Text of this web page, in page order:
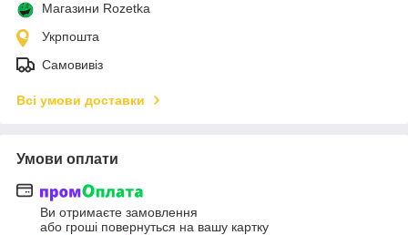
Магазини Rozetka
Укрпошта
Самовивіз
Всі умови доставки
Умови оплати
Ви отримаєте замовлення
або гроші повернуться на вашу картку